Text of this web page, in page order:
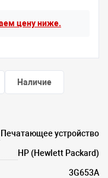
цену ниже.
Наличие
Печатающее устройство
HP (Hewlett Packard)
3G653A